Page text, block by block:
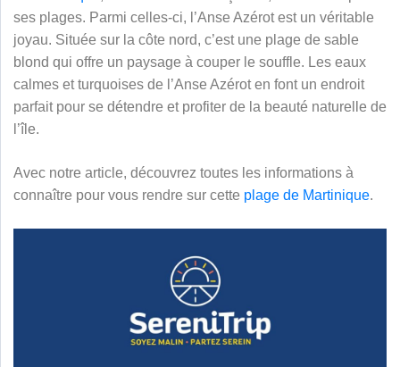
ses plages. Parmi celles-ci, l’Anse Azérot est un véritable
joyau. Située sur la côte nord, c’est une plage de sable
blond qui offre un paysage à couper le souffle. Les eaux
calmes et turquoises de l’Anse Azérot en font un endroit
parfait pour se détendre et profiter de la beauté naturelle de
l’île.
Avec notre article, découvrez toutes les informations à
connaître pour vous rendre sur cette plage de Martinique.